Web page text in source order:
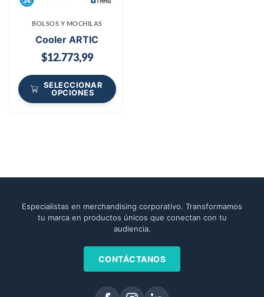
BOLSOS Y MOCHILAS
Cooler ARTIC
$12.773,99
SELECCIONAR
OPCIONES
Especialistas en merchandising corporativo. Transformamos
tu marca en productos únicos que conectan con tu
audiencia.
CONTÁCTANOS